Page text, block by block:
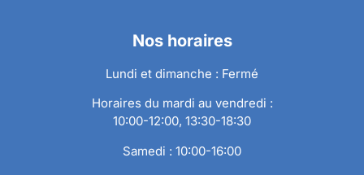
Nos horaires
Lundi et dimanche : Fermé
Horaires du mardi au vendredi :
10:00-12:00, 13:30-18:30
Samedi : 10:00-16:00